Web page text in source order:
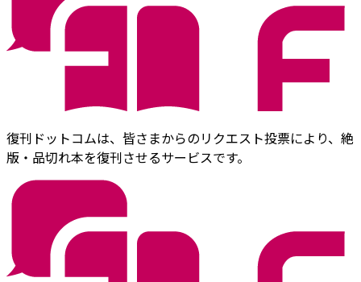
復刊ドットコムは、皆さまからのリクエスト投票により、絶
版・品切れ本を復刊させるサービスです。